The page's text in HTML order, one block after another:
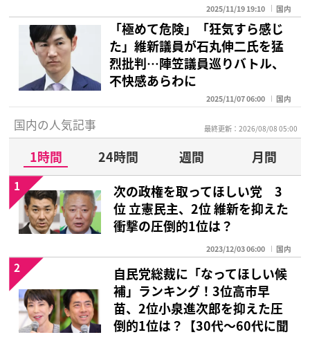
2025/11/19 19:10 国内
「極めて危険」「狂気すら感じ
た」維新議員が石丸伸二氏を猛
烈批判…陣笠議員巡りバトル、
不快感あらわに
2025/11/07 06:00 国内
国内の人気記事 最終更新：2026/08/08 05:00
1時間 24時間 週間
月間
次の政権を取ってほしい党 3
位 立憲民主、2位 維新を抑えた
衝撃の圧倒的1位は？
2023/12/03 06:00 国内
1
自民党総裁に「なってほしい候
補」ランキング！3位高市早
苗、2位小泉進次郎を抑えた圧
倒的1位は？【30代〜60代に聞
2